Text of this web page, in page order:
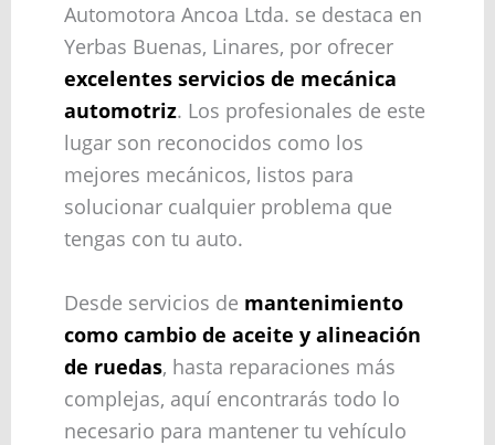
Automotora Ancoa Ltda. se destaca en
Yerbas Buenas, Linares, por ofrecer
excelentes servicios de mecánica
automotriz. Los profesionales de este
lugar son reconocidos como los
mejores mecánicos, listos para
solucionar cualquier problema que
tengas con tu auto.
Desde servicios de mantenimiento
como cambio de aceite y alineación
de ruedas, hasta reparaciones más
complejas, aquí encontrarás todo lo
necesario para mantener tu vehículo